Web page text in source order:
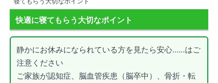
快適に寝てもらう大切なポイント
静かにお休みになられている方を見たら安心……はご
注意ください
ご家族が認知症、脳血管疾患（脳卒中）、骨折・転